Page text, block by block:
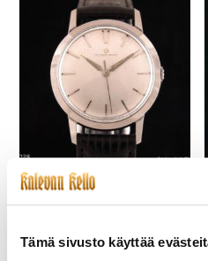
Tämä sivusto käyttää
ETERNA-028 ETERNA-
MATIC